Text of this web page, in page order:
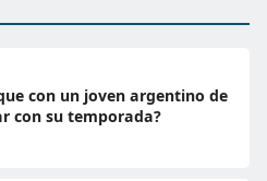
con un joven argentino de
con su temporada?